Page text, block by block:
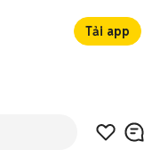
Tải app